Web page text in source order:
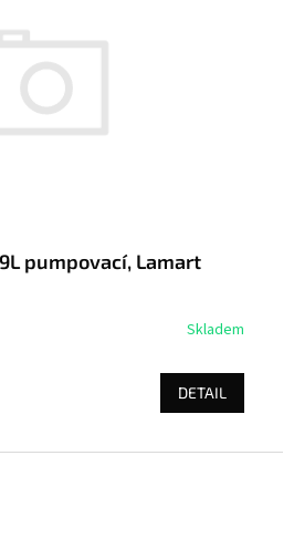
pumpovací, Lamart
Skladem
DETAIL